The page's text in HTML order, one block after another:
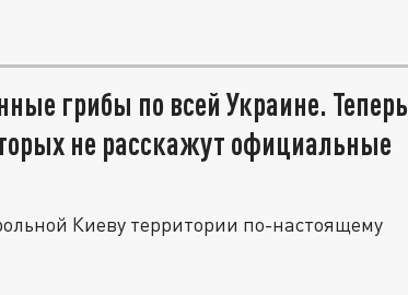
грибы по всей Украине. Теперь
не расскажут официальные
Киеву территории по-настоящему